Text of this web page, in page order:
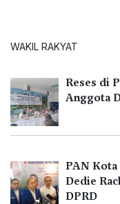
WAKIL RAKYAT
Reses di
Anggota
PAN
Dedie
DPRD